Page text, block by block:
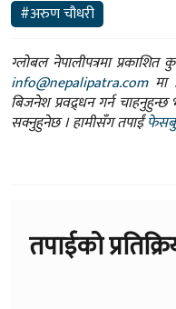
#अरुण चौधरी
ग्लोबल नेपालीपत्रमा
info@nepalipatra.comमा
बिजनेश प्रवद्र्धन गर्न
सक्नुहुनेछ । हामीसँग तपाईं
तपाईको